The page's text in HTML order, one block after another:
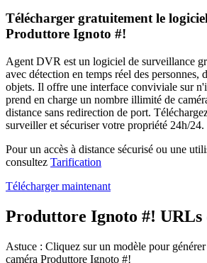
Télécharger gratuitement le
Produttore Ignoto #!
Agent DVR est un logiciel de surveillance
avec détection en temps réel des personnes,
objets. Il offre une interface conviviale sur
prend en charge un nombre illimité de
distance sans redirection de port.
surveiller et sécuriser votre propriété 24h/24.
Pour un accès à distance sécurisé ou une
consultez Tarification
Télécharger maintenant
Produttore Ignoto #! URLs
Astuce : Cliquez sur un modèle pour
caméra Produttore Ignoto #!